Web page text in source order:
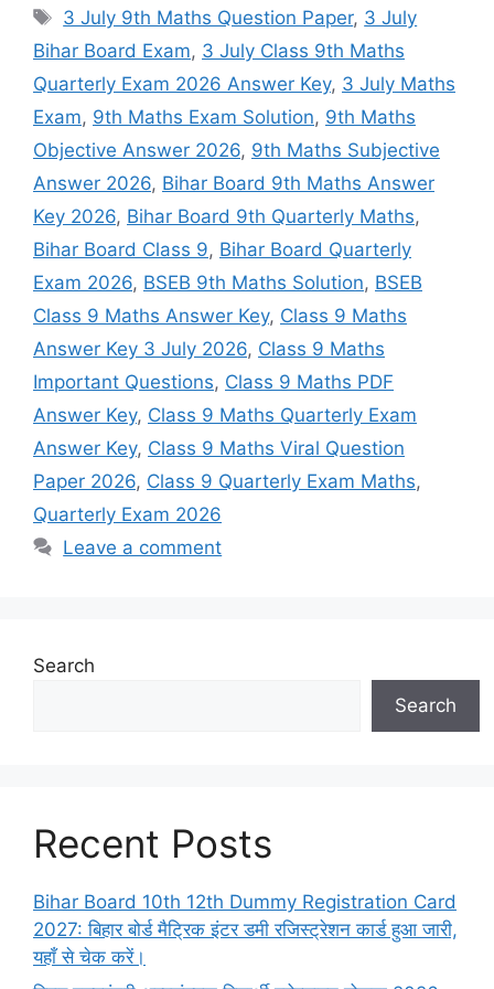
Tags
3 July 9th Maths Question Paper, 3 July
Bihar Board Exam, 3 July Class 9th Maths
Quarterly Exam 2026 Answer Key, 3 July Maths
Exam, 9th Maths Exam Solution, 9th Maths
Objective Answer 2026, 9th Maths Subjective
Answer 2026, Bihar Board 9th Maths Answer
Key 2026, Bihar Board 9th Quarterly Maths,
Bihar Board Class 9, Bihar Board Quarterly
Exam 2026, BSEB 9th Maths Solution, BSEB
Class 9 Maths Answer Key, Class 9 Maths
Answer Key 3 July 2026, Class 9 Maths
Important Questions, Class 9 Maths PDF
Answer Key, Class 9 Maths Quarterly Exam
Answer Key, Class 9 Maths Viral Question
Paper 2026, Class 9 Quarterly Exam Maths,
Quarterly Exam 2026
Leave a comment
Search
Search
Recent Posts
Bihar Board 10th 12th Dummy Registration Card
2027: बिहार बोर्ड मैट्रिक इंटर डमी रजिस्ट्रेशन कार्ड हुआ जारी,
यहाँ से चेक करें।